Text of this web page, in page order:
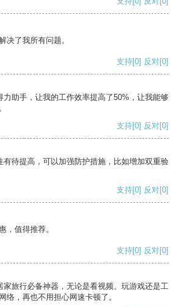
决了我所有问题。
支持[0] 反对[0]
力助手，让我的工作效率提高了50%，让我能够
支持[0] 反对[0]
有待提高，可以加强防护措施，比如增加双重验
支持[0] 反对[0]
，值得推荐。
支持[0] 反对[0]
家旅行必备神器，无论是看视频、玩游戏还是工
络，再也不用担心网速卡顿了。